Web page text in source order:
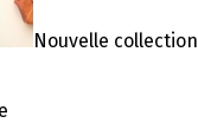
Nouvelle collection